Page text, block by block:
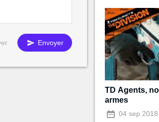
Envoyer
TD Agents,
armes
04 sep 2018